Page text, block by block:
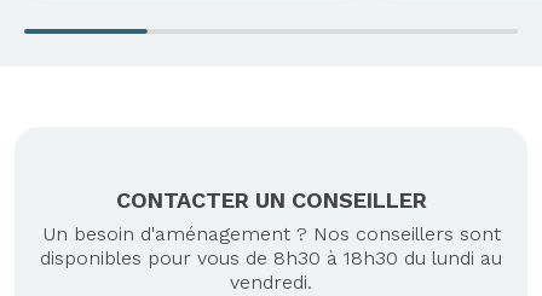
CONTACTER UN CONSEILLER
Un besoin d'aménagement ? Nos conseillers sont
disponibles pour vous de 8h30 à 18h30 du lundi au
vendredi.